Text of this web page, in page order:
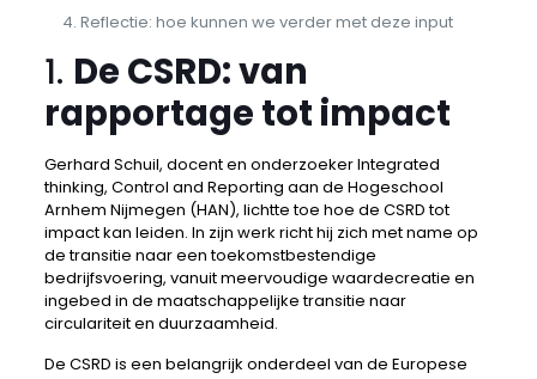
Reflectie: hoe kunnen we verder met deze input
1. De CSRD: van
rapportage tot impact
Gerhard Schuil, docent en onderzoeker Integrated
thinking, Control and Reporting aan de Hogeschool
Arnhem Nijmegen (HAN), lichtte toe hoe de CSRD tot
impact kan leiden. In zijn werk richt hij zich met name op
de transitie naar een toekomstbestendige
bedrijfsvoering, vanuit meervoudige waardecreatie en
ingebed in de maatschappelijke transitie naar
circulariteit en duurzaamheid.
De CSRD is een belangrijk onderdeel van de Europese